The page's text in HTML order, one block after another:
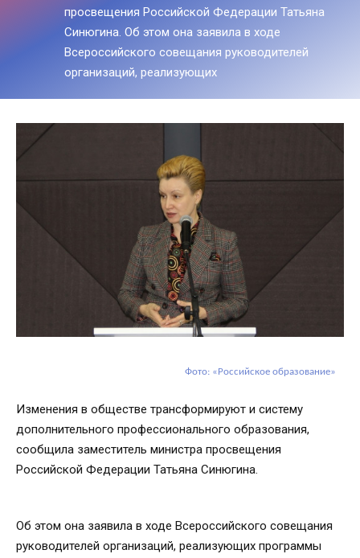
просвещения Российской Федерации Татьяна
Синюгина. Об этом она заявила в ходе
Всероссийского совещания руководителей
организаций, реализующих
Фото: «Российское образование»
Изменения в обществе трансформируют и систему
дополнительного профессионального образования,
сообщила заместитель министра просвещения
Российской Федерации Татьяна Синюгина.
Об этом она заявила в ходе Всероссийского совещания
руководителей организаций, реализующих программы